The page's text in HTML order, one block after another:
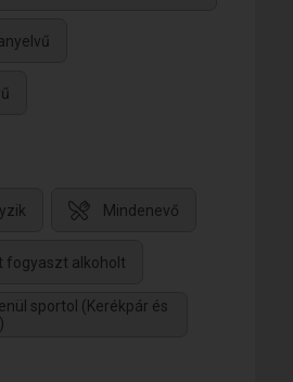
Mindenevő
fogyaszt alkoholt
sportol (Kerékpár és